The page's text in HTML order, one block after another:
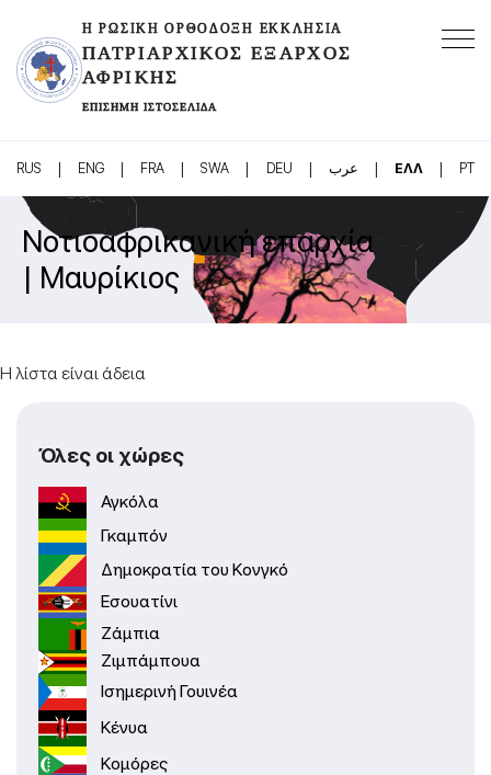
Η ΡΩΣΙΚΉ ΟΡΘΌΔΟΞΗ ΕΚΚΛΗΣΊΑ
ΠΑΤΡΙΑΡΧΙΚΌΣ ΈΞΑΡΧΟΣ
ΑΦΡΙΚΉΣ
ΕΠΊΣΗΜΗ ΙΣΤΟΣΕΛΊΔΑ
RUS | ENG | FRA | SWA | DEU | عرب | ΕΛΛ | PT
Νοτιοαφρικανική επαρχία
| Μαυρίκιος
Η λίστα είναι άδεια
Όλες οι χώρες
Αγκόλα
Γκαμπόν
Δημοκρατία του Κονγκό
Εσουατίνι
Ζάμπια
Ζιμπάμπουα
Ισημερινή Γουινέα
Κένυα
Κομόρες